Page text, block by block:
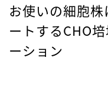
お使いの細胞
ートするCHO
ーション